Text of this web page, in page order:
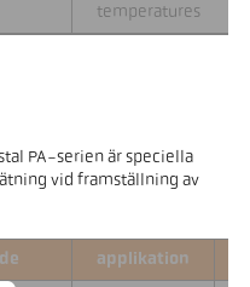
temperatures
PA-serien är speciella
vid framställning av
applikation